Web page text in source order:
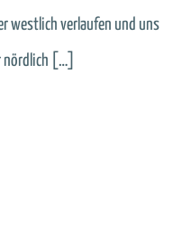
westlich verlaufen und uns
nördlich […]